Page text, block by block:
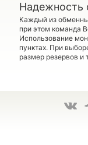
Надежность
Каждый из
при этом команда
Использование
пунктах. При
размер резервов и